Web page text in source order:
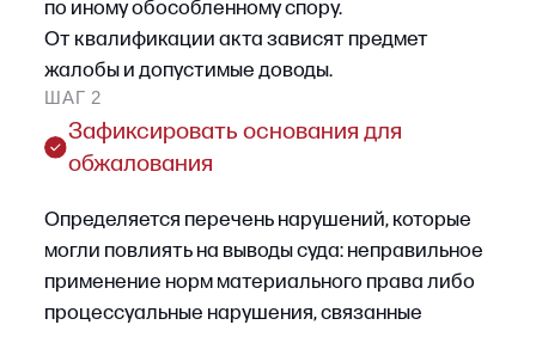
Подписаться
Как юрист по банкротству
помогает обжаловать
судебные акты